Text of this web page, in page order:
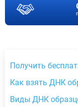
Получить
Как взять ДНК
Виды ДНК